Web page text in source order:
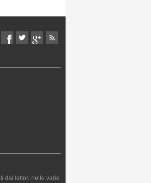
dai lettori nelle varie